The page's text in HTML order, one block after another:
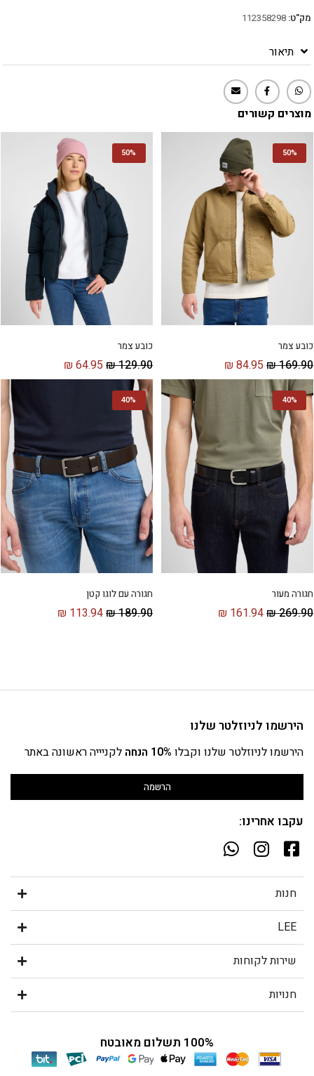
מק"ט:112358298
תיאור
מוצרים קשורים
50%
כובע צמר
₪169.90
₪ 84.95
50%
כובע צמר
₪129.90
₪ 64.95
40%
חגורה מעור
₪269.90
₪ 161.94
40%
חגורה עם לוגו קטן
₪189.90
₪ 113.94
הירשמו לניוזלטר שלנו
הירשמו לניוזלטר שלנו וקבלו 10% הנחה לקניייה ראשונה באתר
הרשמה
עקבו אחרינו:
חנות
LEE
שירות לקוחות
חנויות
100% תשלום מאובטח